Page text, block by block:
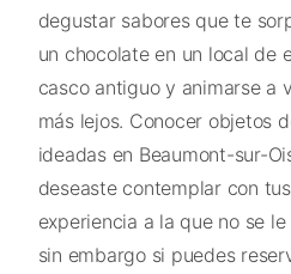
degustar sabores que te
un chocolate en un local de
casco antiguo y animarse a
más lejos. Conocer objetos
ideadas en Beaumont-sur-
deseaste contemplar con
experiencia a la que no se
sin embargo si puedes